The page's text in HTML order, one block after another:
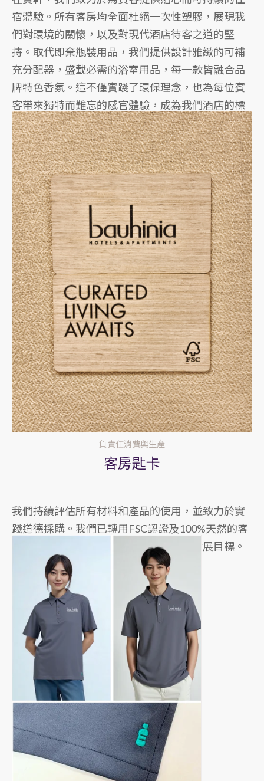
宿體驗。所有客房均全面杜絕一次性塑膠，展現我
們對環境的關懷，以及對現代酒店待客之道的堅
持。取代即棄瓶裝用品，我們提供設計雅緻的可補
充分配器，盛載必需的浴室用品，每一款皆融合品
牌特色香氛。這不僅實踐了環保理念，也為每位賓
客帶來獨特而難忘的感官體驗，成為我們酒店的標
誌之一。
負責任消費與生產
客房匙卡
我們持續評估所有材料和產品的使用，並致力於實
踐道德採購。我們已轉用FSC認證及100%天然的客
房匙卡，達至碳中和並符合我們的永續發展目標。